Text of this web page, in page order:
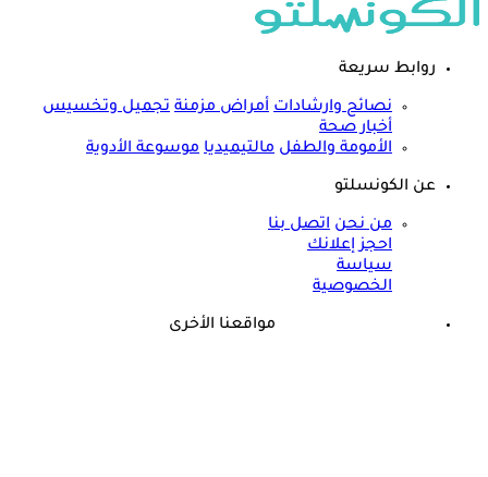
روابط سريعة
نصائح وارشادات أمراض مزمنة تجميل وتخسيس
أخبار صحة
الأمومة والطفل مالتيميديا موسوعة الأدوية
عن الكونسلتو
من نحن اتصل بنا
احجز إعلانك
سياسة
الخصوصية
مواقعنا الأخرى